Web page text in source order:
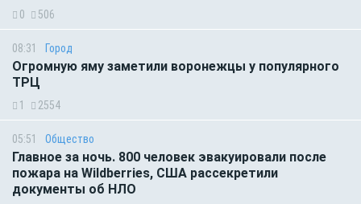
0 506
08:31 Город
Огромную яму заметили воронежцы у популярного
ТРЦ
1 2554
05:51 Общество
Главное за ночь. 800 человек эвакуировали после
пожара на Wildberries, США рассекретили
документы об НЛО